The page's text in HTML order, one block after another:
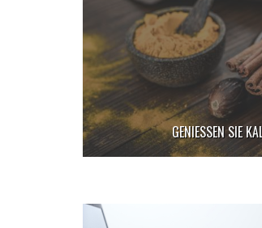
GENIESSEN SIE